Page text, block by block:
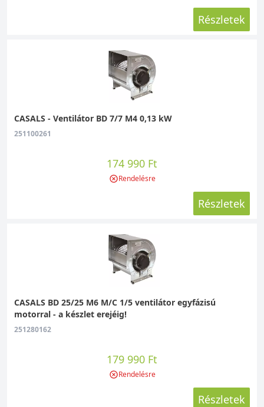
Részletek
CASALS - Ventilátor BD 7/7 M4 0,13 kW
251100261
174 990 Ft
Rendelésre
Részletek
CASALS BD 25/25 M6 M/C 1/5 ventilátor egyfázisú
motorral - a készlet erejéig!
251280162
179 990 Ft
Rendelésre
Részletek